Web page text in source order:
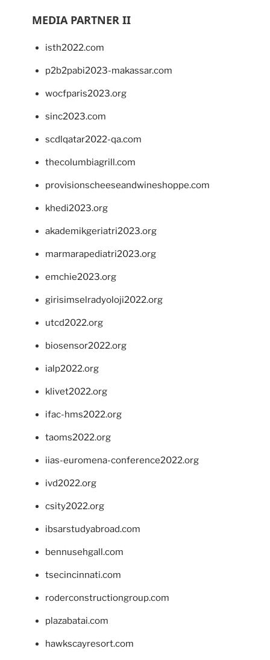
MEDIA PARTNER II
isth2022.com
p2b2pabi2023-makassar.com
wocfparis2023.org
sinc2023.com
scdlqatar2022-qa.com
thecolumbiagrill.com
provisionscheeseandwineshoppe.com
khedi2023.org
akademikgeriatri2023.org
marmarapediatri2023.org
emchie2023.org
girisimselradyoloji2022.org
utcd2022.org
biosensor2022.org
ialp2022.org
klivet2022.org
ifac-hms2022.org
taoms2022.org
iias-euromena-conference2022.org
ivd2022.org
csity2022.org
ibsarstudyabroad.com
bennusehgall.com
tsecincinnati.com
roderconstructiongroup.com
plazabatai.com
hawkscayresort.com